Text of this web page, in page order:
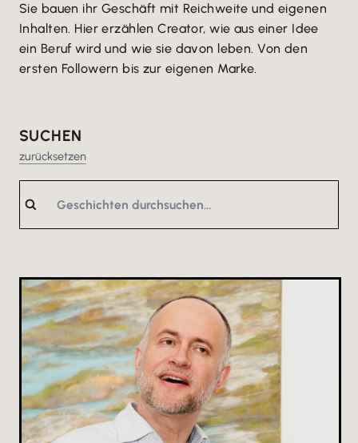
Sie bauen ihr Geschäft mit Reichweite und eigenen
Inhalten. Hier erzählen Creator, wie aus einer Idee
ein Beruf wird und wie sie davon leben. Von den
ersten Followern bis zur eigenen Marke.
SUCHEN
zurücksetzen